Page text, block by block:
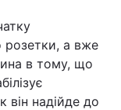
розетки, а вже
в тому, що
надійде до